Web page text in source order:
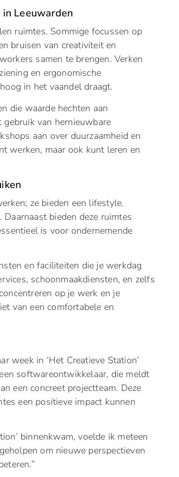
Leeuwarden
ruimtes. Sommige focussen op
bruisen van creativiteit en
samen te brengen. Verken
en ergonomische
in het vaandel draagt.
die waarde hechten aan
gebruik van hernieuwbare
aan over duurzaamheid en
werken, maar ook kunt leren en
ze bieden een lifestyle.
bieden deze ruimtes
is voor ondernemende
en faciliteiten die je werkdag
schoonmaakdiensten, en zelfs
op je werk en je
van een comfortabele en
week in ‘Het Creatieve Station’
softwareontwikkelaar, die meldt
een concreet projectteam. Deze
een positieve impact kunnen
binnenkwam, voelde ik meteen
om nieuwe perspectieven